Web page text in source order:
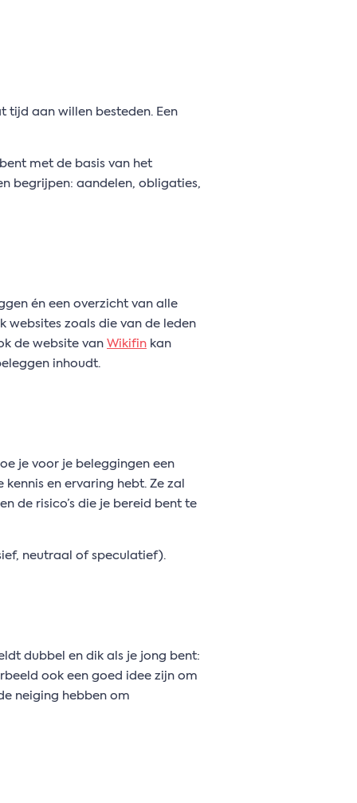
tijd aan willen besteden. Een
met de basis van het
begrijpen: aandelen, obligaties,
én een overzicht van alle
websites zoals die van de leden
de website van Wikifin kan
inhoudt.
je voor je beleggingen een
en ervaring hebt. Ze zal
de risico’s die je bereid bent te
neutraal of speculatief).
dubbel en dik als je jong bent:
ook een goed idee zijn om
neiging hebben om